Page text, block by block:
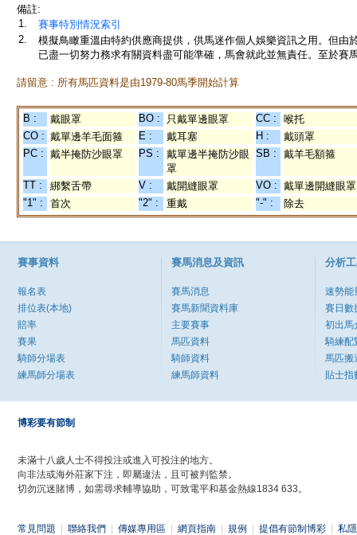
備註:
1.
賽事特別情況索引
2.
模擬鳥瞰重溫由特約供應商提供，供馬迷作個人娛樂資訊之用。但
已盡一切努力務求有關資料盡可能準確，馬會就此並無責任。至於賽
請留意 : 所有馬匹資料是由1979-80馬季開始計算
B : 戴眼罩 BO : 只戴單邊眼罩 CC :
喉托
CO : 戴單邊羊毛面箍 E : 戴耳塞 H :
戴頭罩
PC : 戴半掩防沙眼罩 PS :
戴單邊半掩防沙眼
罩
SB : 戴羊毛額箍
TT : 綁繫舌帶 V : 戴開縫眼罩 VO : 戴單邊開縫眼罩
"1" :
首次 "2" : 重戴 "-" : 除去
賽事資料
報名表
排位表(本地)
賠率
賽果
騎師分場表
練馬師分場表
賽馬消息及資訊
賽馬消息
賽馬新聞資料庫
主要賽事
馬匹資料
騎師資料
練馬師資料
分析
速勢能
賽日數
初出馬
騎練配
馬匹搬
貼士指
博彩要有節制
未滿十八歲人士不得投注或進入可投注的地方。
向非法或海外莊家下注，即屬違法，且可被判監禁。
切勿沉迷賭博，如需尋求輔導協助，可致電平和基金熱線1834 633。
常見問題 聯絡我們 傳媒專用區 網頁指南 規例 提倡有節制博彩 私